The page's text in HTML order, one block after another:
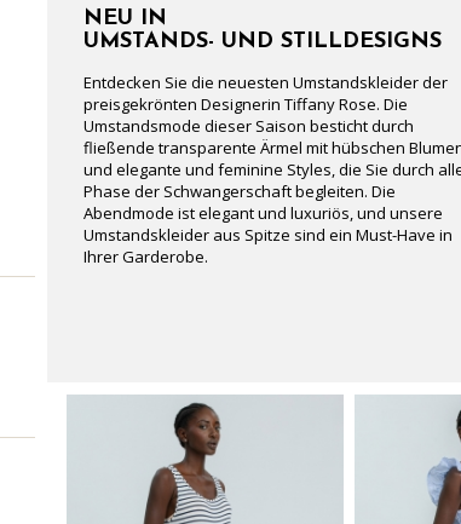
NEU IN
UMSTANDS- UND STILLDESIGNS
Entdecken Sie die neuesten Umstandskleider der
preisgekrönten Designerin Tiffany Rose. Die
Umstandsmode dieser Saison besticht durch
fließende transparente Ärmel mit hübschen
und elegante und feminine Styles, die Sie durch
Phase der Schwangerschaft begleiten. Die
Abendmode ist elegant und luxuriös, und unsere
Umstandskleider aus Spitze sind ein Must-Have in
Ihrer Garderobe.